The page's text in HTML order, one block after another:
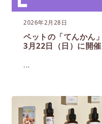
2026年2月28日
ペットの「てんかん
3月22日（日）に開
...